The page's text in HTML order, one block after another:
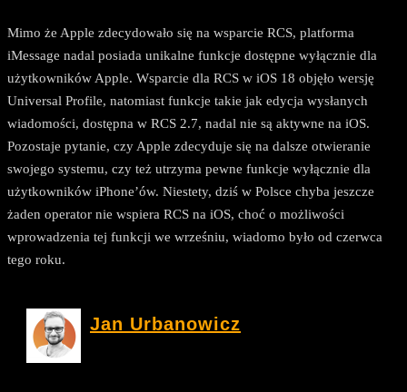
Mimo że Apple zdecydowało się na wsparcie RCS, platforma
iMessage nadal posiada unikalne funkcje dostępne wyłącznie dla
użytkowników Apple. Wsparcie dla RCS w iOS 18 objęło wersję
Universal Profile, natomiast funkcje takie jak edycja wysłanych
wiadomości, dostępna w RCS 2.7, nadal nie są aktywne na iOS.
Pozostaje pytanie, czy Apple zdecyduje się na dalsze otwieranie
swojego systemu, czy też utrzyma pewne funkcje wyłącznie dla
użytkowników iPhone’ów. Niestety, dziś w Polsce chyba jeszcze
żaden operator nie wspiera RCS na iOS, choć o możliwości
wprowadzenia tej funkcji we wrześniu, wiadomo było od czerwca
tego roku.
Jan Urbanowicz